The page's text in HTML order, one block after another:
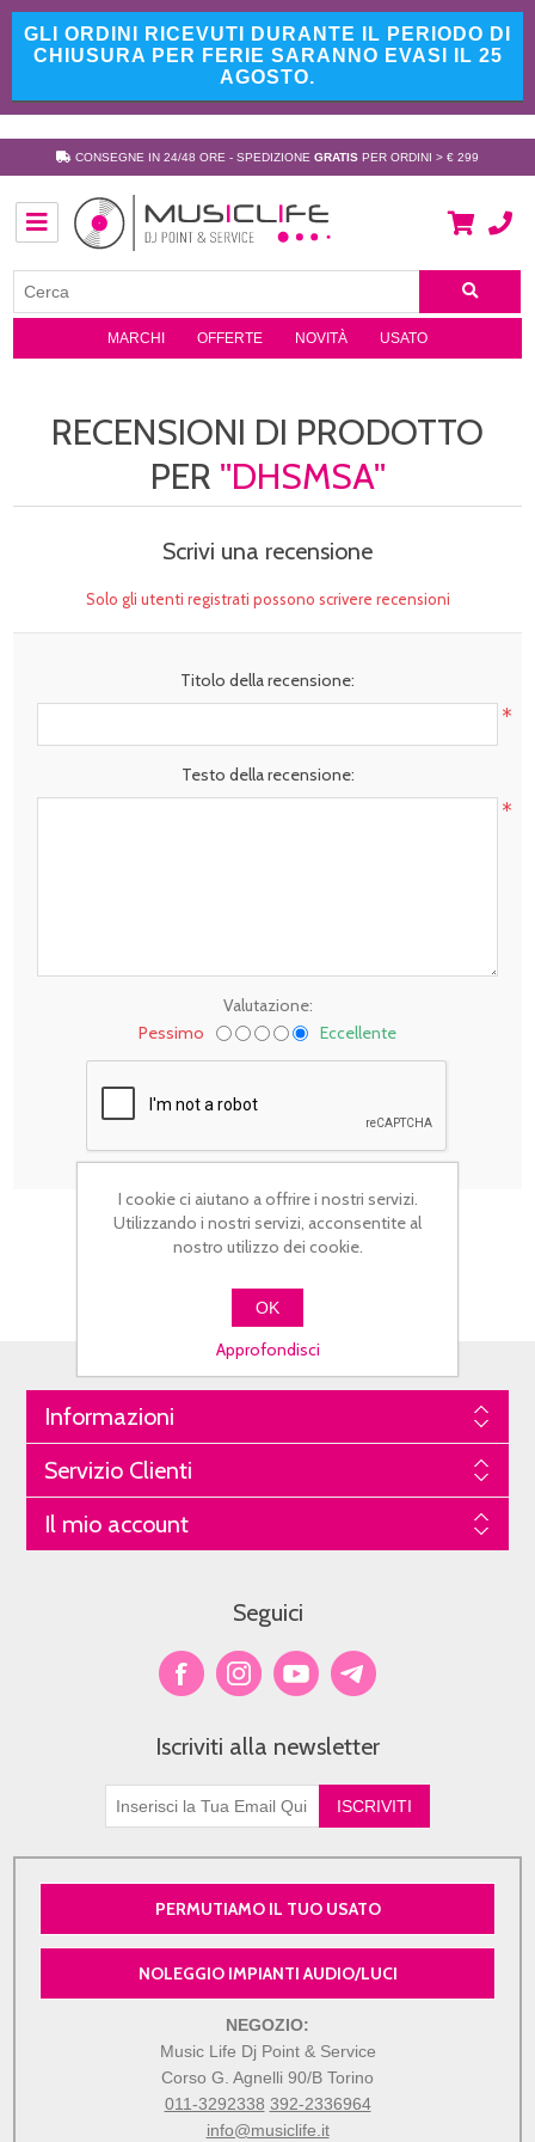
GLI ORDINI RICEVUTI DURANTE IL PERIODO DI
CHIUSURA PER FERIE SARANNO EVASI IL 25
AGOSTO.
CONSEGNE IN 24/48 ORE - SPEDIZIONE GRATIS PER ORDINI > € 299
MARCHI OFFERTE NOVITÀ USATO
RECENSIONI DI PRODOTTO
PER DHSMSA
Scrivi una recensione
Solo gli utenti registrati possono scrivere recensioni
Titolo della recensione:
*
Testo della recensione:
*
Valutazione:
Pessimo
Eccellente
Informazioni
Servizio Clienti
Il mio account
Seguici
Iscriviti alla newsletter
PERMUTIAMO IL TUO USATO
NOLEGGIO IMPIANTI AUDIO/LUCI
NEGOZIO:
Music Life Dj Point & Service
Corso G. Agnelli 90/B Torino
011-3292338 392-2336964
info@musiclife.it
I cookie ci aiutano a offrire i nostri servizi.
Utilizzando i nostri servizi, acconsentite al
nostro utilizzo dei cookie.
OK
Approfondisci